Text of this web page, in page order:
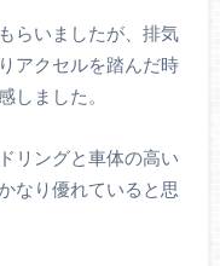
らいましたが、排気
アクセルを踏んだ時
しました。
リングと車体の高い
なり優れていると思